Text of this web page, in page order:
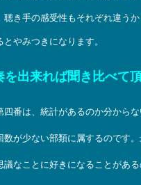
聴き手の感受性もそれぞれ違う
やみつきになります。
出来れば聞き比べて
四番は、統計があるのか分から
数が少ない部類に属するのです
議なことに好きになることがあ